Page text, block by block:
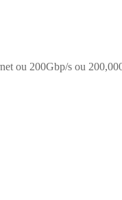
ou 200Gbp/s ou